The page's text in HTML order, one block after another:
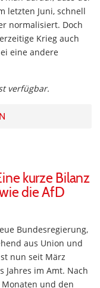
letzten Juni, schnell
normalisiert. Doch
Krieg auch
eine andere
verfügbar.
kurze Bilanz
die AfD
Bundesregierung,
aus Union und
nun seit März
Jahres im Amt. Nach
und den